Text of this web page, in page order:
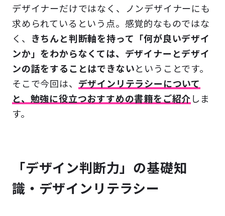
デザイナーだけではなく、ノンデザイナーにも
求められているという点。感覚的なものではな
く、
きちんと判断軸を持って「何が良いデザイ
ンか」をわからなくては、デザイナーとデザイ
ンの話をすることはできないということです。
そこで今回は、 デザインリテラシーについて
と、勉強に役立つおすすめの書籍をご紹介 しま
す。
「デザイン判断力」の基礎知
識・デザインリテラシー